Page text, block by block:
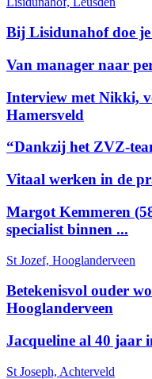
Bij Lisidunahof doe je
Van manager naar
Interview met Nikki,
Hamersveld
“Dankzij het ZVZ-
Vitaal werken in de
Margot Kemmeren
specialist binnen ...
St Jozef, Hooglanderveen
Betekenisvol ouder
Hooglanderveen
Jacqueline al 40 jaar
St Joseph, Achterveld